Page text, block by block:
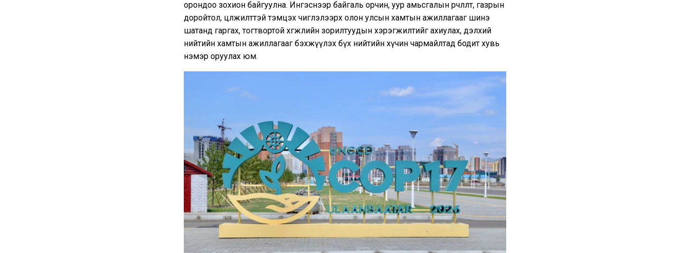
орондоо зохион байгуулна. Ингэснээр байгаль орчин, уур амьсгалын өөрчлөлт, газрын
доройтол, цөлжилттэй тэмцэх чиглэлээрх олон улсын хамтын ажиллагааг шинэ
шатанд гаргах, тогтвортой хөгжлийн зорилтуудын хэрэгжилтийг ахиулах, дэлхий
нийтийн хамтын ажиллагааг бэхжүүлэх бүх нийтийн хүчин чармайлтад бодит хувь
нэмэр оруулах юм.